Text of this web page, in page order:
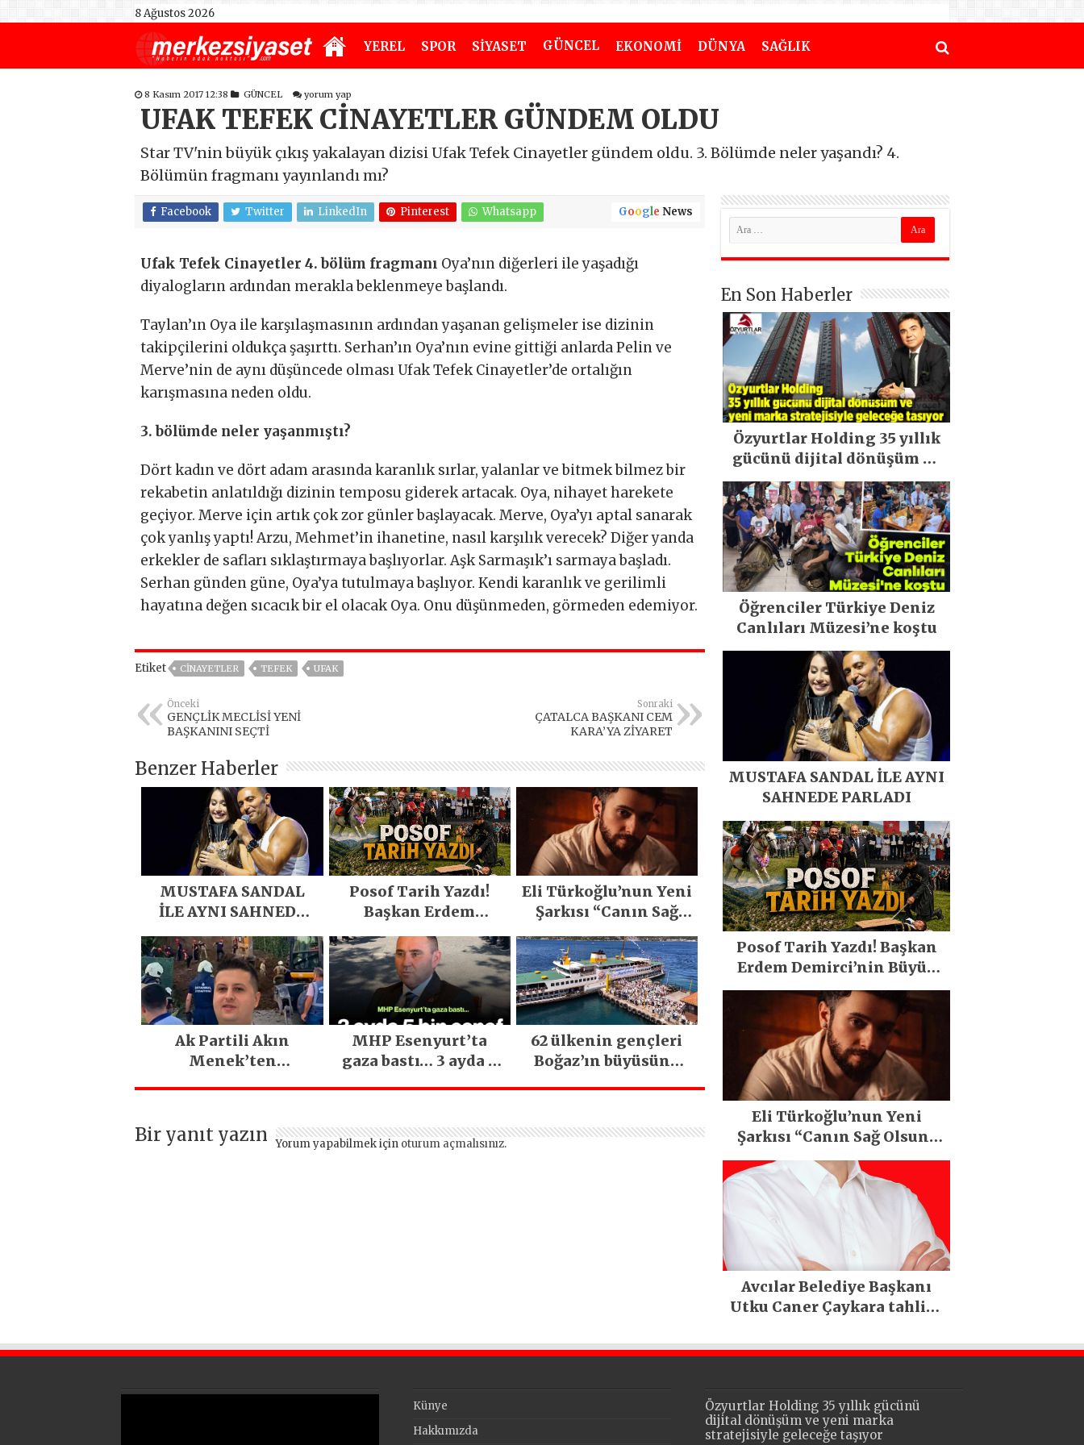
8 Ağustos 2026
YEREL SPOR SİYASET GÜNCEL EKONOMİ DÜNYA SAĞLIK
8 Kasım 2017 12:38 GÜNCEL yorum yap
UFAK TEFEK CİNAYETLER GÜNDEM OLDU
Star TV'nin büyük çıkış yakalayan dizisi Ufak Tefek Cinayetler gündem oldu. 3. Bölümde neler yaşandı? 4.
Bölümün fragmanı yayınlandı mı?
Facebook Twitter LinkedIn Pinterest Whatsapp Google News
Ufak Tefek Cinayetler 4. bölüm fragmanı Oya’nın diğerleri ile yaşadığı
diyalogların ardından merakla beklenmeye başlandı.
Taylan’ın Oya ile karşılaşmasının ardından yaşanan gelişmeler ise dizinin
takipçilerini oldukça şaşırttı. Serhan’ın Oya’nın evine gittiği anlarda Pelin ve
Merve’nin de aynı düşüncede olması Ufak Tefek Cinayetler’de ortalığın
karışmasına neden oldu.
3. bölümde neler yaşanmıştı?
Dört kadın ve dört adam arasında karanlık sırlar, yalanlar ve bitmek bilmez bir
rekabetin anlatıldığı dizinin temposu giderek artacak. Oya, nihayet harekete
geçiyor. Merve için artık çok zor günler başlayacak. Merve, Oya’yı aptal sanarak
çok yanlış yaptı! Arzu, Mehmet’in ihanetine, nasıl karşılık verecek? Diğer yanda
erkekler de safları sıklaştırmaya başlıyorlar. Aşk Sarmaşık’ı sarmaya başladı.
Serhan günden güne, Oya’ya tutulmaya başlıyor. Kendi karanlık ve gerilimli
hayatına değen sıcacık bir el olacak Oya. Onu düşünmeden, görmeden edemiyor.
Etiket CINAYETLER TEFEK UFAK
Önceki
GENÇLİK MECLİSİ YENİ
BAŞKANINI SEÇTİ
Sonraki
ÇATALCA BAŞKANI CEM
KARA’YA ZİYARET
Benzer Haberler
MUSTAFA SANDAL
İLE AYNI SAHNEDE
Posof Tarih Yazdı!
Başkan Erdem
Emeğiyle Son Yılların
En Büyük Festivali
Gerçekleşti
Eli Türkoğlu’nun Yeni
Şarkısı “Canın Sağ
Gördü!..
Ak Partili Akın
Menek’ten
MHP Esenyurt’ta
gaza bastı… 3 ayda 5
62 ülkenin gençleri
Boğaz’ın büyüsüne
Bir yanıt yazın Yorum yapabilmek için oturum açmalısınız.
En Son Haberler
Özyurtlar Holding 35 yıllık
gücünü dijital dönüşüm ve
yeni marka stratejisiyle
geleceğe taşıyor
Öğrenciler Türkiye Deniz
Canlıları Müzesi’ne koştu
MUSTAFA SANDAL İLE AYNI
SAHNEDE PARLADI
Posof Tarih Yazdı! Başkan
Erdem Demirci’nin Büyük
Emeğiyle Son Yılların En
Büyük Festivali Gerçekleşti
Eli Türkoğlu’nun Yeni
Şarkısı “Canın Sağ Olsun”
Büyük İlgi Gördü!..
Avcılar Belediye Başkanı
Utku Caner Çaykara tahliye
Künye
Hakkımızda
Özyurtlar Holding 35 yıllık gücünü
dijital dönüşüm ve yeni marka
stratejisiyle geleceğe taşıyor